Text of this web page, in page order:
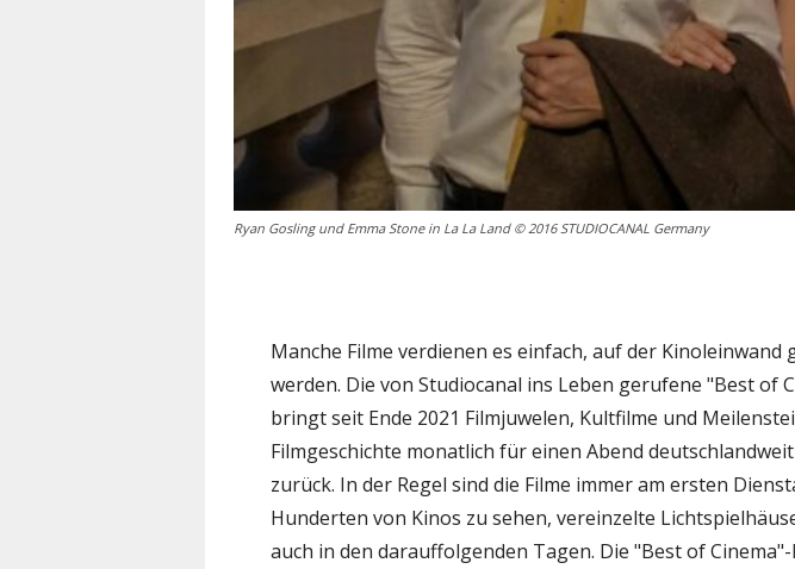
Ryan Gosling und Emma Stone in La La Land © 2016 STUDIOCANAL Germany
Manche Filme verdienen es einfach, auf der Kinoleinwand
werden. Die von Studiocanal ins Leben gerufene "Best of
bringt seit Ende 2021 Filmjuwelen, Kultfilme und
Filmgeschichte monatlich für einen Abend
zurück. In der Regel sind die Filme immer am ersten
Hunderten von Kinos zu sehen, vereinzelte
auch in den darauffolgenden Tagen. Die "Best of Cinema"-